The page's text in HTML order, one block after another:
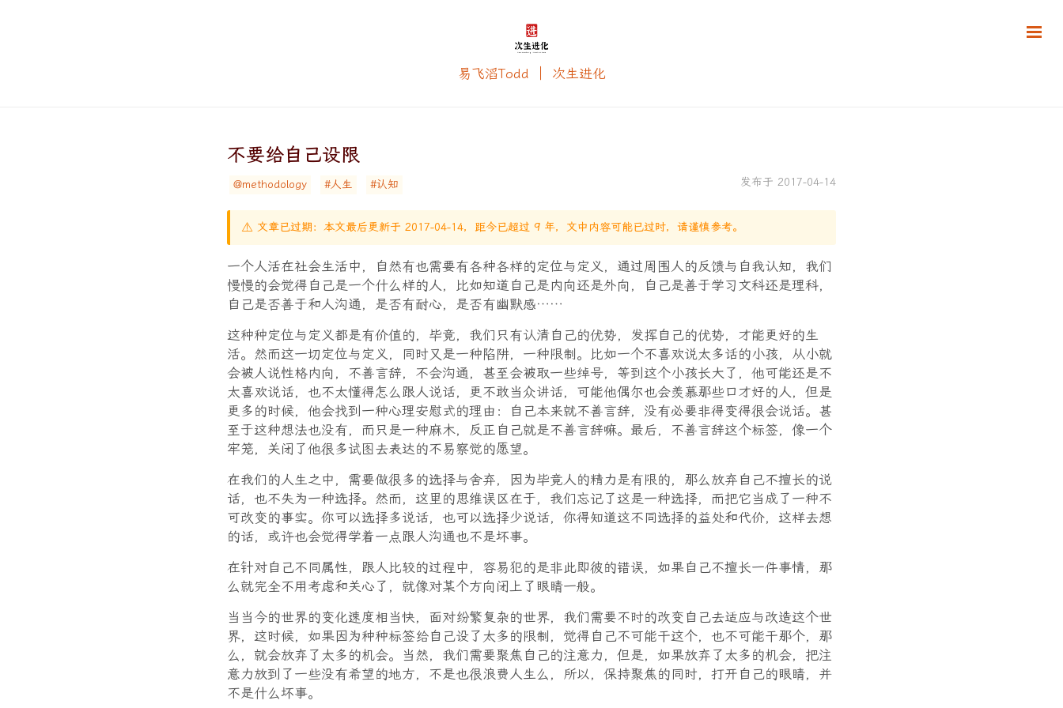
易飞滔Todd ｜ 次生进化
不要给自己设限
发布于 2017-04-14
@methodology #人生 #认知
⚠️ 文章已过期：本文最后更新于 2017-04-14，距今已超过 9 年，文中内容可能已过时，请谨慎参考。
一个人活在社会生活中，自然有也需要有各种各样的定位与定义，通过周围人的反馈与自我认知，我们
慢慢的会觉得自己是一个什么样的人，比如知道自己是内向还是外向，自己是善于学习文科还是理科，
自己是否善于和人沟通，是否有耐心，是否有幽默感……
这种种定位与定义都是有价值的，毕竟，我们只有认清自己的优势，发挥自己的优势，才能更好的生
活。然而这一切定位与定义，同时又是一种陷阱，一种限制。比如一个不喜欢说太多话的小孩，从小就
会被人说性格内向，不善言辞，不会沟通，甚至会被取一些绰号，等到这个小孩长大了，他可能还是不
太喜欢说话，也不太懂得怎么跟人说话，更不敢当众讲话，可能他偶尔也会羡慕那些口才好的人，但是
更多的时候，他会找到一种心理安慰式的理由：自己本来就不善言辞，没有必要非得变得很会说话。甚
至于这种想法也没有，而只是一种麻木，反正自己就是不善言辞嘛。最后，不善言辞这个标签，像一个
牢笼，关闭了他很多试图去表达的不易察觉的愿望。
在我们的人生之中，需要做很多的选择与舍弃，因为毕竟人的精力是有限的，那么放弃自己不擅长的说
话，也不失为一种选择。然而，这里的思维误区在于，我们忘记了这是一种选择，而把它当成了一种不
可改变的事实。你可以选择多说话，也可以选择少说话，你得知道这不同选择的益处和代价，这样去想
的话，或许也会觉得学着一点跟人沟通也不是坏事。
在针对自己不同属性，跟人比较的过程中，容易犯的是非此即彼的错误，如果自己不擅长一件事情，那
么就完全不用考虑和关心了，就像对某个方向闭上了眼睛一般。
当当今的世界的变化速度相当快，面对纷繁复杂的世界，我们需要不时的改变自己去适应与改造这个世
界，这时候，如果因为种种标签给自己设了太多的限制，觉得自己不可能干这个，也不可能干那个，那
么，就会放弃了太多的机会。当然，我们需要聚焦自己的注意力，但是，如果放弃了太多的机会，把注
意力放到了一些没有希望的地方，不是也很浪费人生么，所以，保持聚焦的同时，打开自己的眼睛，并
不是什么坏事。